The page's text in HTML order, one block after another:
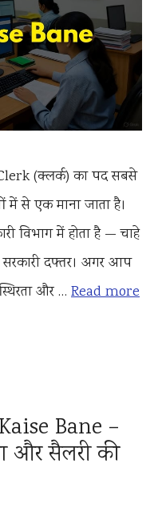
Clerk (क्लर्क) का पद सबसे
में से एक माना जाता है।
विभाग में होता है — चाहे
सरकारी दफ्तर। अगर आप
और … Read more
Bane –
और सैलरी की